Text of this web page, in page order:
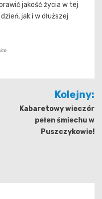
jakość życia w tej
jak i w dłuższej
Kolejny:
Kabaretowy wieczór
pełen śmiechu w
Puszczykowie!